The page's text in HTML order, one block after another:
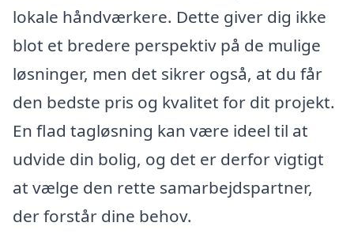
lokale håndværkere. Dette giver dig ikke
blot et bredere perspektiv på de mulige
løsninger, men det sikrer også, at du får
den bedste pris og kvalitet for dit projekt.
En flad tagløsning kan være ideel til at
udvide din bolig, og det er derfor vigtigt
at vælge den rette samarbejdspartner,
der forstår dine behov.